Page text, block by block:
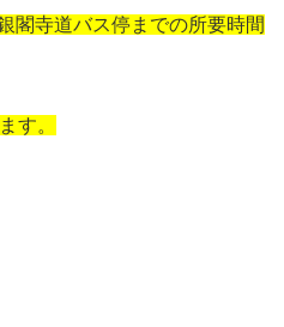
閣寺道バス停までの所要時間
す。